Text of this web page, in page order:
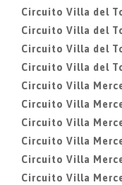
Circuito Villa del
Circuito Villa del
Circuito Villa del
Circuito Villa del
Circuito Villa
Circuito Villa
Circuito Villa
Circuito Villa
Circuito Villa
Circuito Villa